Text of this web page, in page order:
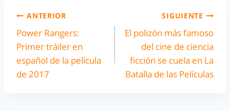
ANTERIOR
Power Rangers:
Primer tráiler en
español de la película
de 2017
SIGUIENTE
El polizón más famoso
del cine de ciencia
ficción se cuela en La
Batalla de las Películas